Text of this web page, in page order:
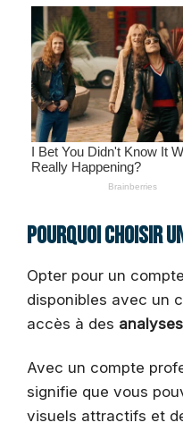
Pourquoi choisir
Opter pour un
disponibles avec un
accès à des
Avec un compte
signifie que vous
visuels attractifs et